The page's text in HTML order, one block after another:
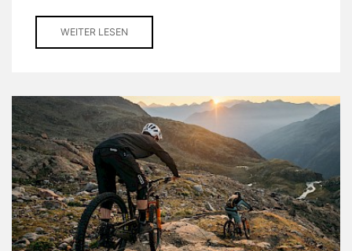
WEITER LESEN